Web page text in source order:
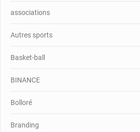
associations
Autres sports
Basket-ball
BINANCE
Bolloré
Branding